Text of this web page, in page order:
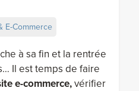
E-Commerce
à sa fin et la rentrée
Il est temps de faire
e-commerce,vérifier